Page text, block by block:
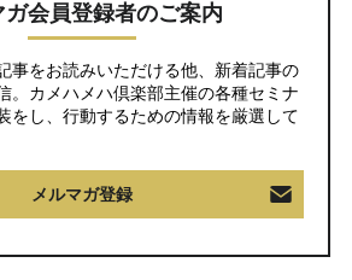
ガ会員登録者のご案内
事をお読みいただける他、新着記事の
。カメハメハ倶楽部主催の各種セミナ
をし、行動するための情報を厳選して
メルマガ登録